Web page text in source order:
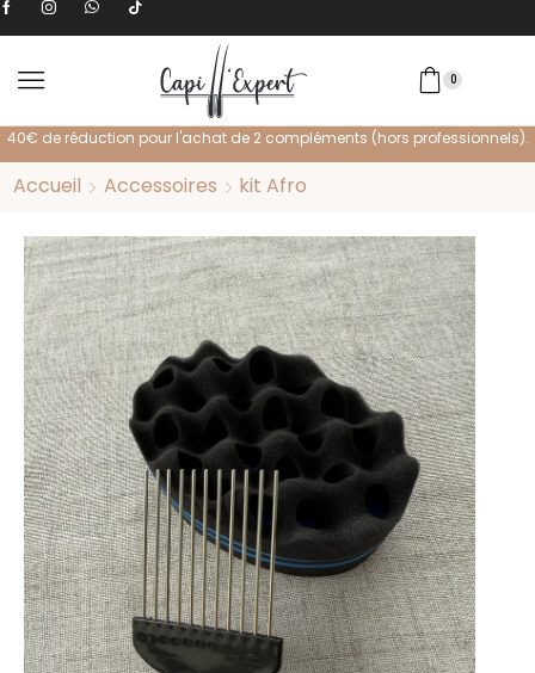
0
Livraison offerte dès 100€ d'achat.
Accueil Accessoires kit Afro